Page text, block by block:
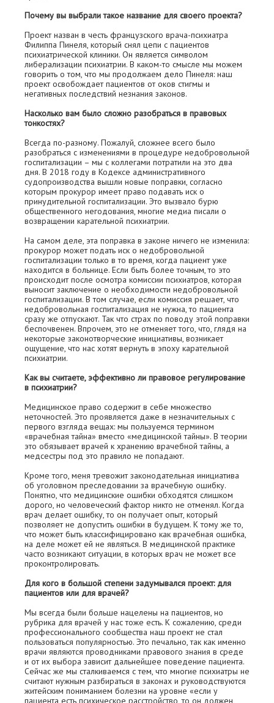
Почему вы выбрали такое название для своего проекта?
Проект назван в честь французского врача-психиатра
Филиппа Пинеля, который снял цепи с пациентов
психиатрической клиники. Он является символом
либерализации психиатрии. В каком-то смысле мы можем
говорить о том, что мы продолжаем дело Пинеля: наш
проект освобождает пациентов от оков стигмы и
негативных последствий незнания законов.
Насколько вам было сложно разобраться в правовых
тонкостях?
Всегда по-разному. Пожалуй, сложнее всего было
разобраться с изменениями в процедуре недобровольной
госпитализации – мы с коллегами потратили на это два
дня. В 2018 году в Кодексе административного
судопроизводства вышли новые поправки, согласно
которым прокурор имеет право подавать иск о
принудительной госпитализации. Это вызвало бурю
общественного негодования, многие медиа писали о
возвращении карательной психиатрии.
На самом деле, эта поправка в законе ничего не изменила:
прокурор может подать иск о недобровольной
госпитализации только в то время, когда пациент уже
находится в больнице. Если быть более точным, то это
происходит после осмотра комиссии психиатров, которая
выносит заключение о необходимости недобровольной
госпитализации. В том случае, если комиссия решает, что
недобровольная госпитализация не нужна, то пациента
сразу же отпускают. Так что страх по поводу этой поправки
беспочвенен. Впрочем, это не отменяет того, что, глядя на
некоторые законотворческие инициативы, возникает
ощущение, что нас хотят вернуть в эпоху карательной
психиатрии.
Как вы считаете, эффективно ли правовое регулирование
в психиатрии?
Медицинское право содержит в себе множество
неточностей. Это проявляется даже в незначительных с
первого взгляда вещах: мы пользуемся термином
«врачебная тайна» вместо «медицинской тайны». В теории
это обязывает врачей к хранению врачебной тайны, а
медсестры под это правило не попадают.
Кроме того, меня тревожит законодательная инициатива
об уголовном преследовании за врачебную ошибку.
Понятно, что медицинские ошибки обходятся слишком
дорого, но человеческий фактор никто не отменял. Когда
врач делает ошибку, то он получает опыт, который
позволяет не допустить ошибки в будущем. К тому же то,
что может быть классифицировано как врачебная ошибка,
на деле может ей не являться. В медицинской практике
часто возникают ситуации, в которых врач не может все
проконтролировать.
Для кого в большой степени задумывался проект: для
пациентов или для врачей?
Мы всегда были больше нацелены на пациентов, но
рубрика для врачей у нас тоже есть. К сожалению, среди
профессионального сообщества наш проект не стал
пользоваться популярностью. Это печально, так как именно
врачи являются проводниками правового знания в среде
и от их выбора зависит дальнейшее поведение пациента.
Сейчас же мы сталкиваемся с тем, что многие психиатры не
считают нужным разбираться в законах и руководствуются
житейским пониманием болезни на уровне «если у
пациента есть психическое расстройство, то он должен